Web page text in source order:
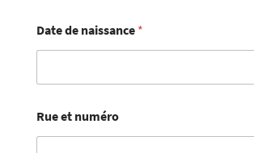
Date de naissance *
Rue et numéro